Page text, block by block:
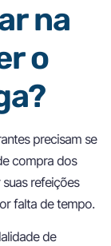
na
o
precisam se
compra dos
refeições
falta de tempo.
de